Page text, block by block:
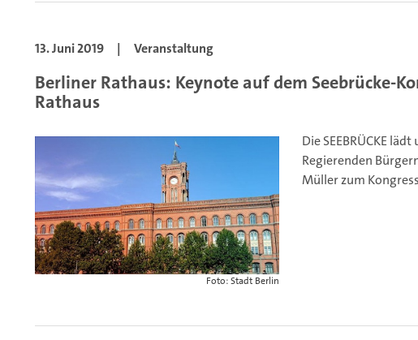
13. Juni 2019 | Veranstaltung
Berliner Rathaus: Keynote auf dem Seebrücke-
Rathaus
Foto: Stadt Berlin
Die SEEBRÜCKE
Regierenden
Müller zum